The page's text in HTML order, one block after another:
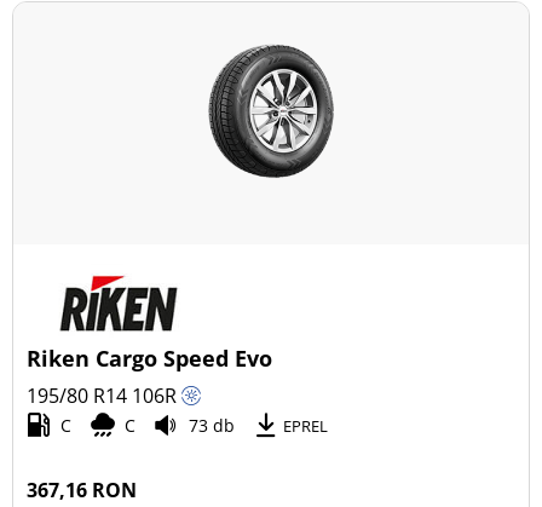
Toate tipurile (1)
Tip autovehicul
Toate tipurile (1)
Autoturism (0)
SUV (0)
Camionetă (1)
Riken Cargo Speed Evo
195/80 R14 106R
C C 73 db EPREL
367,16 RON